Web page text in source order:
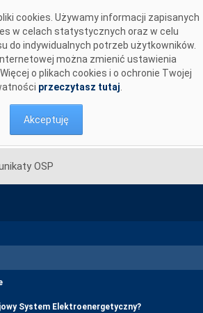
cookies. Używamy informacji zapisanych
w celach statystycznych oraz w celu
do indywidualnych potrzeb użytkowników.
można zmienić ustawienia
o plikach cookies i o ochronie Twojej
przeczytasz tutaj
Akceptuję
OSP
System Elektroenergetyczny?